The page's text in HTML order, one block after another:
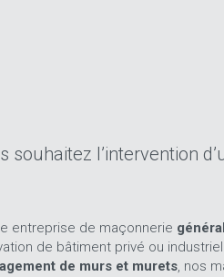
souhaitez l’intervention
entreprise de maçonnerie
de bâtiment privé ou
de murs et murets, nos